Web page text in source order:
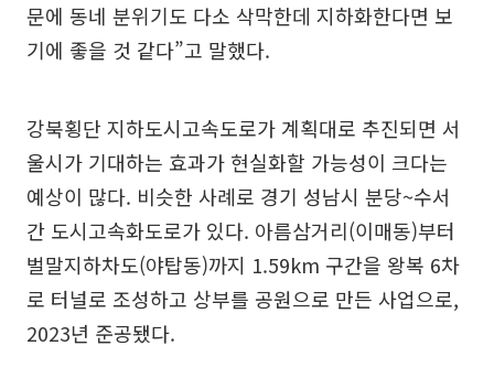
문에 동네 분위기도 다소 삭막한데 지하화한다면 보
기에 좋을 것 같다”고 말했다.
강북횡단 지하도시고속도로가 계획대로 추진되면 서
울시가 기대하는 효과가 현실화할 가능성이 크다는
예상이 많다. 비슷한 사례로 경기 성남시 분당~수서
간 도시고속화도로가 있다. 아름삼거리(이매동)부터
벌말지하차도(야탑동)까지 1.59km 구간을 왕복 6차
로 터널로 조성하고 상부를 공원으로 만든 사업으로,
2023년 준공됐다.